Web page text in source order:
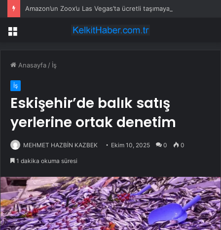
Amazon’un Zoox’u Las Vegas’ta ücretli taşımaya başlıyor
Menü
Anasayfa / İş
İş
Eskişehir’de balık satış
yerlerine ortak denetim
MEHMET HAZBİN KAZBEK Ekim 10, 2025 0 0
1 dakika okuma süresi